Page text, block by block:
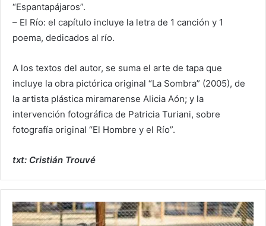
“Espantapájaros”.
– El Río: el capítulo incluye la letra de 1 canción y 1
poema, dedicados al río.
A los textos del autor, se suma el arte de tapa que
incluye la obra pictórica original “La Sombra” (2005), de
la artista plástica miramarense Alicia Aón; y la
intervención fotográfica de Patricia Turiani, sobre
fotografía original “El Hombre y el Río”.
txt: Cristián Trouvé